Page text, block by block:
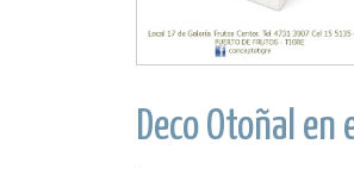
Deco Otoñal